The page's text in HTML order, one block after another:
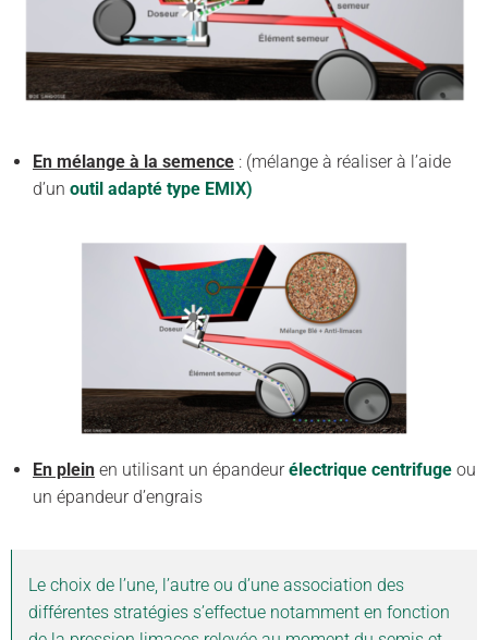
En mélange à la semence : (mélange à réaliser à l’aide
d’un outil adapté type EMIX)
En plein en utilisant un épandeurélectrique centrifuge ou
un épandeur d’engrais
Le choix de l’une, l’autre ou d’une association des
différentes stratégies s’effectue notamment en fonction